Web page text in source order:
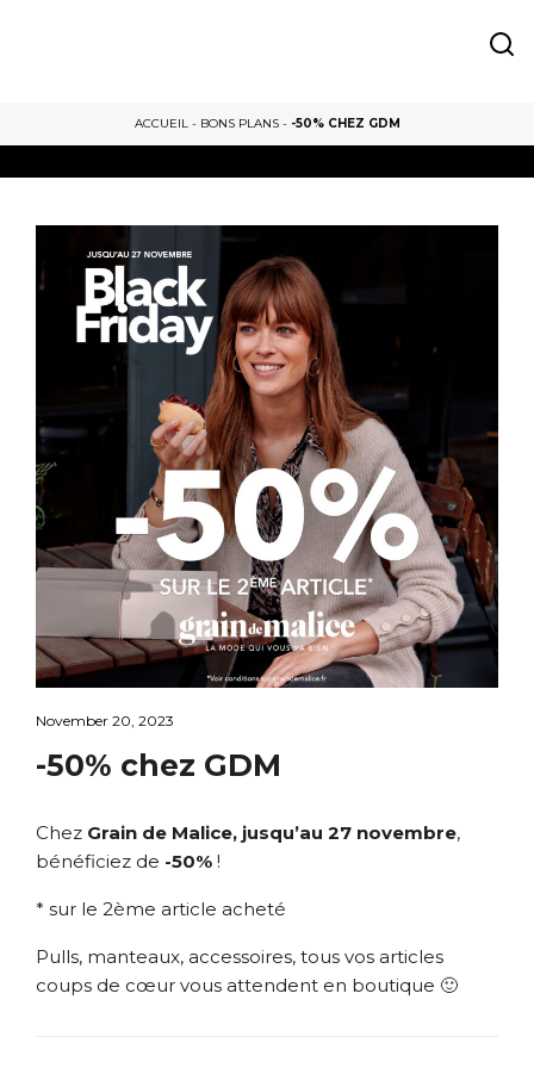
ACCUEIL- BONS PLANS- -50% CHEZ GDM
November 20, 2023
-50% chez GDM
Chez Grain de Malice, jusqu’au 27 novembre,
bénéficiez de -50% !
* sur le 2ème article acheté
Pulls, manteaux, accessoires, tous vos articles
coups de cœur vous attendent en boutique 🙂